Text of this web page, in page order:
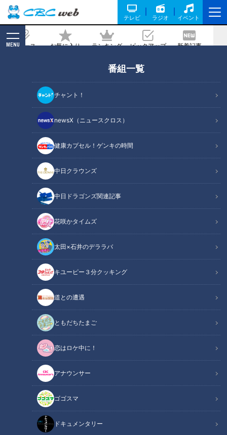
テレビ ラジオ イベント
ニュース お気に入り ランキング ピックアップ 新着記事
MENU
番組一覧
チャント！
newsX（ニュースクロス）
健康カプセル！ゲンキの時間
中日クラウンズ
中日ドラゴンズ関連記事
花咲かタイムズ
太田×石井のデララバ
キユーピー３分クッキング
道との遭遇
ともだちたまご
恋はロケ中に！
アナウンサー
ゴゴスマ
ドキュメンタリー
1枚約20トン！？東名高速リニューアル
工事の裏側
記事に戻る
クレーンでミリ単位の調整！巨大床版は1枚約20トン！？東名高速リニ
ューアル工事の裏側
この記事の画像